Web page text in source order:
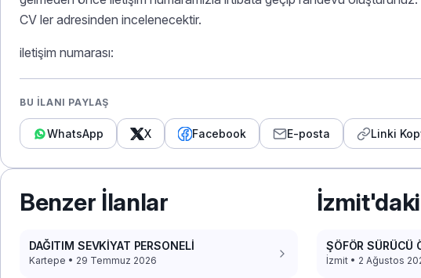
CV ler adresinden incelenecektir.
iletişim numarası:
BU İLANI PAYLAŞ
WhatsApp X Facebook E-posta Linki
Benzer İlanlar
DAĞITIM SEVKİYAT PERSONELİ
Kartepe • 29 Temmuz 2026
ŞÖFÖR SÜRÜCÜ
İzmit • 2 Ağustos